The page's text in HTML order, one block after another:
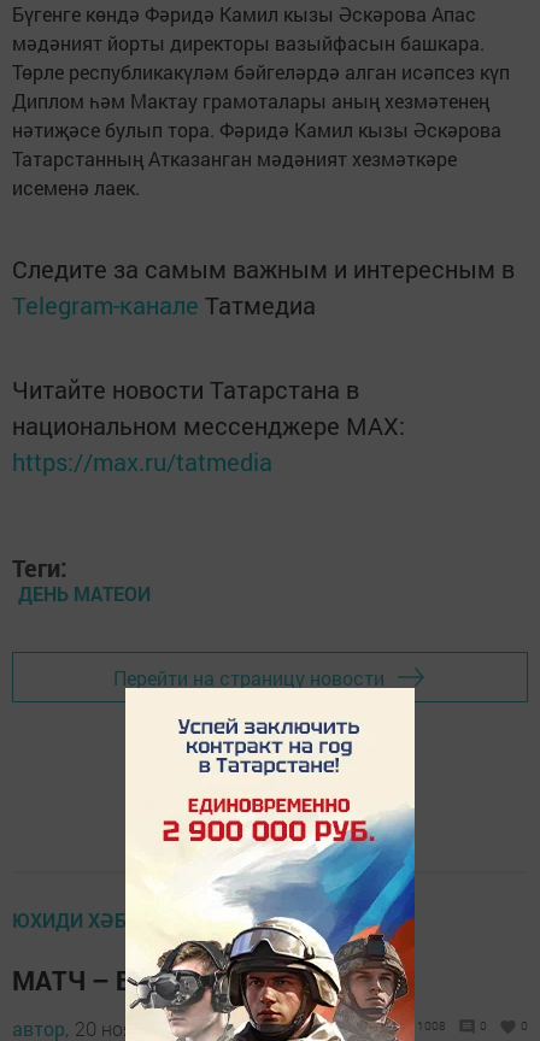
Бүгенге көндә Фәридә Камил кызы Әскәрова Апас
мәдәният йорты директоры вазыйфаcын башкара.
Төрле республикакүләм бәйгеләрдә алган исәпсез күп
Диплом һәм Мактау грамоталары аның хезмәтенең
нәтиҗәсе булып тора. Фәридә Камил кызы Әскәрова
Татарстанның Атказанган мәдәният хез­мәт­кәре
исеменә лаек.
Следите за самым важным и интересным в
Telegram-канале Татмедиа
Читайте новости Татарстана в
национальном мессенджере MАХ:
https://max.ru/tatmedia
Теги:
ДЕНЬ МАТЕОИ
Перейти на страницу новости
ЮХИДИ ХӘБӘР ИТӘ
МАТЧ – БЕЗНЕҢ ФАЙДАГА!
автор, 20 ноябрь 2012 - 07:32 1008 0 0